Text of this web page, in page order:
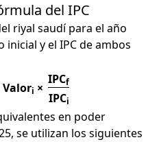
del IPC
riyal saudí para el año
inicial y el IPC de ambos
Valori ×
IPCf
IPCi
en poder
se utilizan los siguientes